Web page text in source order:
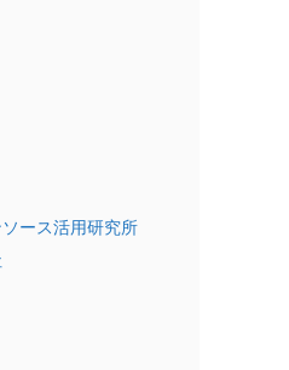
ース活用研究所